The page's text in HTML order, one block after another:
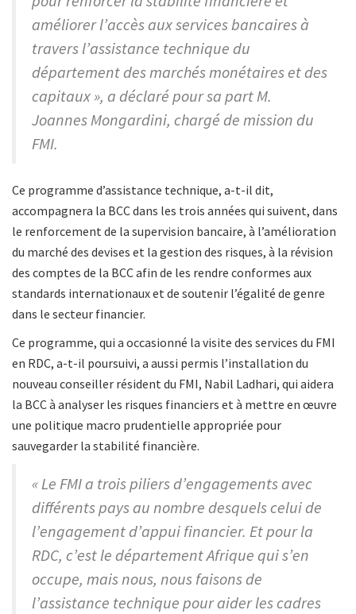
améliorer l’accès aux services bancaires à
travers l’assistance technique du
département des marchés monétaires et des
capitaux », a déclaré pour sa part M.
Joannes Mongardini, chargé de mission du
FMI.
Ce programme d’assistance technique, a-t-il dit,
accompagnera la BCC dans les trois années qui suivent, dans
le renforcement de la supervision bancaire, à l’amélioration
du marché des devises et la gestion des risques, à la révision
des comptes de la BCC afin de les rendre conformes aux
standards internationaux et de soutenir l’égalité de genre
dans le secteur financier.
Ce programme, qui a occasionné la visite des services du FMI
en RDC, a-t-il poursuivi, a aussi permis l’installation du
nouveau conseiller résident du FMI, Nabil Ladhari, qui aidera
la BCC à analyser les risques financiers et à mettre en œuvre
une politique macro prudentielle appropriée pour
sauvegarder la stabilité financière.
« Le FMI a trois piliers d’engagements avec
différents pays au nombre desquels celui de
l’engagement d’appui financier. Et pour la
RDC, c’est le département Afrique qui s’en
occupe, mais nous, nous faisons de
l’assistance technique pour aider les cadres